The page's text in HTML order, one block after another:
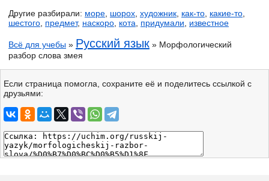
Другие разбирали: море шорох художник как-то какие-то
шестого предмет, наскоро кота придумали известное
Всё для учебы » Русский язык » Морфологический
разбор слова змея
Если страница помогла, сохраните её и поделитесь ссылкой с
друзьями: